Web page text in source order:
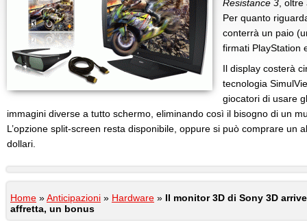
Resistance 3 ,
Per quanto
conterrà un paio
firmati PlayStation
Il display costerà
tecnologia
giocatori di usare
immagini diverse a tutto schermo, eliminando così il bisogno di un
L’opzione split-screen resta disponibile, oppure si può comprare un
dollari.
Home »Anticipazioni » Hardware » Il monitor 3D di Sony 3D
affretta, un bonus